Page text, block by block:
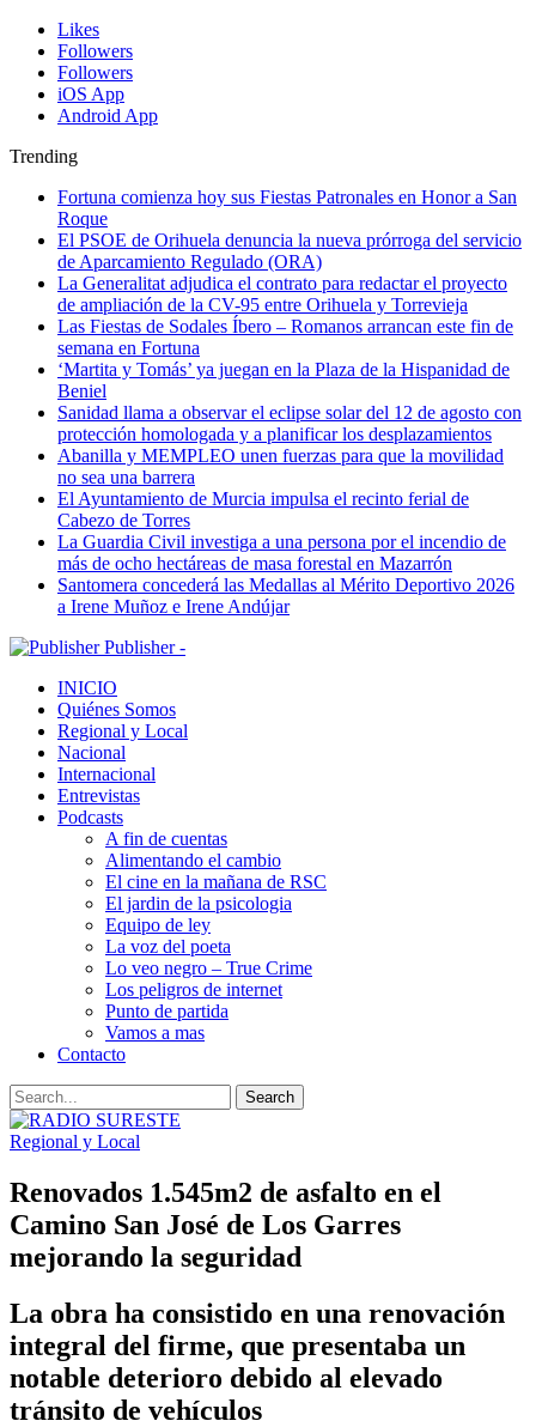
Likes
Followers
Followers
iOS App
Android App
Trending
Fortuna comienza hoy sus Fiestas Patronales en Honor a San
Roque
El PSOE de Orihuela denuncia la nueva prórroga del servicio
de Aparcamiento Regulado (ORA)
La Generalitat adjudica el contrato para redactar el proyecto
de ampliación de la CV-95 entre Orihuela y Torrevieja
Las Fiestas de Sodales Íbero – Romanos arrancan este fin de
semana en Fortuna
‘Martita y Tomás’ ya juegan en la Plaza de la Hispanidad de
Beniel
Sanidad llama a observar el eclipse solar del 12 de agosto con
protección homologada y a planificar los desplazamientos
Abanilla y MEMPLEO unen fuerzas para que la movilidad
no sea una barrera
El Ayuntamiento de Murcia impulsa el recinto ferial de
Cabezo de Torres
La Guardia Civil investiga a una persona por el incendio de
más de ocho hectáreas de masa forestal en Mazarrón
Santomera concederá las Medallas al Mérito Deportivo 2026
a Irene Muñoz e Irene Andújar
Publisher -
INICIO
Quiénes Somos
Regional y Local
Nacional
Internacional
Entrevistas
Podcasts
A fin de cuentas
Alimentando el cambio
El cine en la mañana de RSC
El jardin de la psicologia
Equipo de ley
La voz del poeta
Lo veo negro – True Crime
Los peligros de internet
Punto de partida
Vamos a mas
Contacto
Regional y Local
Renovados 1.545m2 de asfalto en el
Camino San José de Los Garres
mejorando la seguridad
La obra ha consistido en una renovación
integral del firme, que presentaba un
notable deterioro debido al elevado
tránsito de vehículos